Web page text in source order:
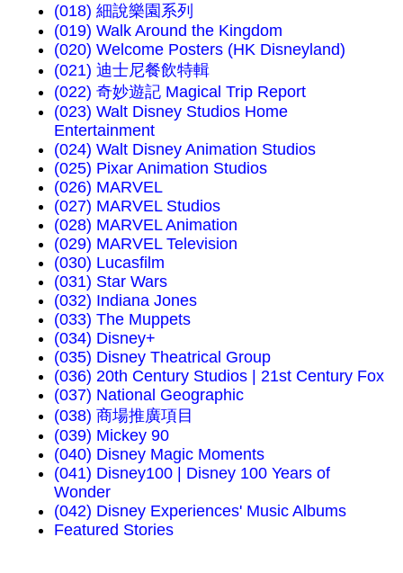
(018) 細說樂園系列
(019) Walk Around the Kingdom
(020) Welcome Posters (HK Disneyland)
(021) 迪士尼餐飲特輯
(022) 奇妙遊記 Magical Trip Report
(023) Walt Disney Studios Home
Entertainment
(024) Walt Disney Animation Studios
(025) Pixar Animation Studios
(026) MARVEL
(027) MARVEL Studios
(028) MARVEL Animation
(029) MARVEL Television
(030) Lucasfilm
(031) Star Wars
(032) Indiana Jones
(033) The Muppets
(034) Disney+
(035) Disney Theatrical Group
(036) 20th Century Studios | 21st Century Fox
(037) National Geographic
(038) 商場推廣項目
(039) Mickey 90
(040) Disney Magic Moments
(041) Disney100 | Disney 100 Years of
Wonder
(042) Disney Experiences' Music Albums
Featured Stories